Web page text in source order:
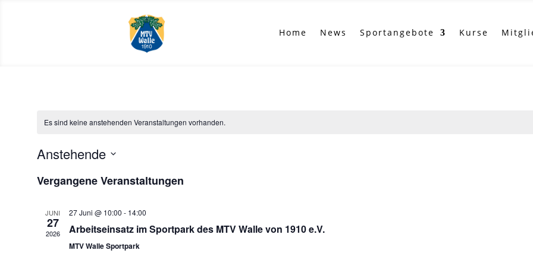
Home News Sportangebote Kurse
Es sind keine anstehenden Veranstaltungen vorhanden.
Anstehende
wählen.
Vergangene Veranstaltungen
JUNI
27
2026
27 Juni @ 10:00 - 14:00
Arbeitseinsatz im Sportpark des MTV Walle von 1910 e.V.
MTV Walle Sportpark